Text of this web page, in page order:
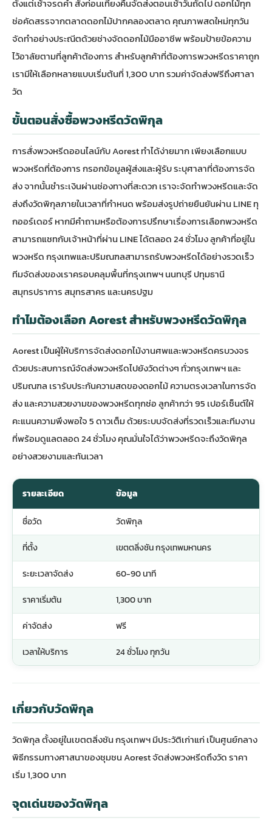
ตั้งแต่เช้าจรดค่ำ สั่งก่อนเที่ยงคืนจัดส่งตอนเช้าวันถัดไป ดอกไม้ทุก
ช่อคัดสรรจากตลาดดอกไม้ปากคลองตลาด คุณภาพสดใหม่ทุกวัน
จัดทำอย่างประณีตด้วยช่างจัดดอกไม้มืออาชีพ พร้อมป้ายข้อความ
ไว้อาลัยตามที่ลูกค้าต้องการ สำหรับลูกค้าที่ต้องการพวงหรีดราคาถูก
เรามีให้เลือกหลายแบบเริ่มต้นที่ 1,300 บาท รวมค่าจัดส่งฟรีถึงศาลา
วัด
ขั้นตอนสั่งซื้อพวงหรีดวัดพิกุล
การสั่งพวงหรีดออนไลน์กับ Aorest ทำได้ง่ายมาก เพียงเลือกแบบ
พวงหรีดที่ต้องการ กรอกข้อมูลผู้ส่งและผู้รับ ระบุศาลาที่ต้องการจัด
ส่ง จากนั้นชำระเงินผ่านช่องทางที่สะดวก เราจะจัดทำพวงหรีดและจัด
ส่งถึงวัดพิกุลภายในเวลาที่กำหนด พร้อมส่งรูปถ่ายยืนยันผ่าน LINE ทุ
กออร์เดอร์ หากมีคำถามหรือต้องการปรึกษาเรื่องการเลือกพวงหรีด
สามารถแชทกับเจ้าหน้าที่ผ่าน LINE ได้ตลอด 24 ชั่วโมง ลูกค้าที่อยู่ใน
พวงหรีด กรุงเทพและปริมณฑลสามารถรับพวงหรีดได้อย่างรวดเร็ว
ทีมจัดส่งของเราครอบคลุมพื้นที่กรุงเทพฯ นนทบุรี ปทุมธานี
สมุทรปราการ สมุทรสาคร และนครปฐม
ทำไมต้องเลือก Aorest สำหรับพวงหรีดวัดพิกุล
Aorest เป็นผู้ให้บริการจัดส่งดอกไม้งานศพและพวงหรีดครบวงจร
ด้วยประสบการณ์จัดส่งพวงหรีดไปยังวัดต่างๆ ทั่วกรุงเทพฯ และ
ปริมณฑล เรารับประกันความสดของดอกไม้ ความตรงเวลาในการจัด
ส่ง และความสวยงามของพวงหรีดทุกช่อ ลูกค้ากว่า 95 เปอร์เซ็นต์ให้
คะแนนความพึงพอใจ 5 ดาวเต็ม ด้วยระบบจัดส่งที่รวดเร็วและทีมงาน
ที่พร้อมดูแลตลอด 24 ชั่วโมง คุณมั่นใจได้ว่าพวงหรีดจะถึงวัดพิกุล
อย่างสวยงามและทันเวลา
รายละเอียด ข้อมูล
ชื่อวัด วัดพิกุล
ที่ตั้ง เขตตลิ่งชัน กรุงเทพมหานคร
ระยะเวลาจัดส่ง 60-90 นาที
ราคาเริ่มต้น 1,300 บาท
ค่าจัดส่ง ฟรี
เวลาให้บริการ 24 ชั่วโมง ทุกวัน
เกี่ยวกับวัดพิกุล
วัดพิกุล ตั้งอยู่ในเขตตลิ่งชัน กรุงเทพฯ มีประวัติเก่าแก่ เป็นศูนย์กลาง
พิธีกรรมทางศาสนาของชุมชน Aorest จัดส่งพวงหรีดถึงวัด ราคา
เริ่ม 1,300 บาท
จุดเด่นของวัดพิกุล